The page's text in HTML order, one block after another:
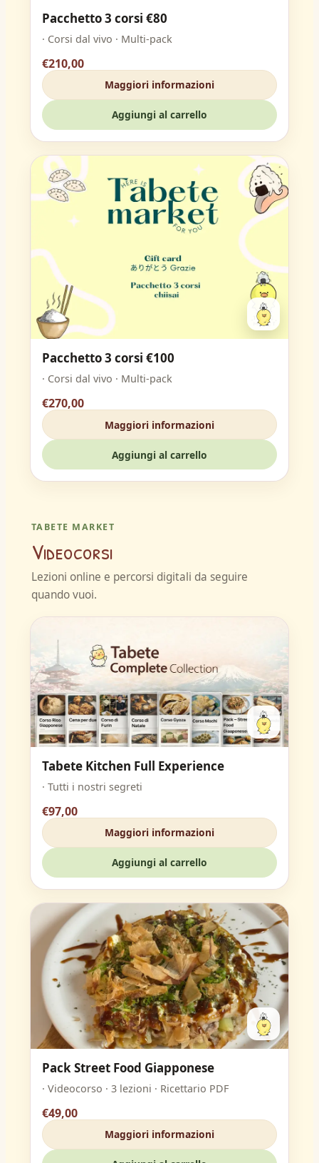
Pacchetto 3 corsi €80
· Corsi dal vivo · Multi-pack
€210,00
Maggiori informazioni
Aggiungi al carrello
Pacchetto 3 corsi €100
· Corsi dal vivo · Multi-pack
€270,00
Maggiori informazioni
Aggiungi al carrello
TABETE MARKET
Videocorsi
Lezioni online e percorsi digitali da seguire
quando vuoi.
Tabete Kitchen Full Experience
· Tutti i nostri segreti
€97,00
Maggiori informazioni
Aggiungi al carrello
Pack Street Food Giapponese
· Videocorso · 3 lezioni · Ricettario PDF
€49,00
Maggiori informazioni